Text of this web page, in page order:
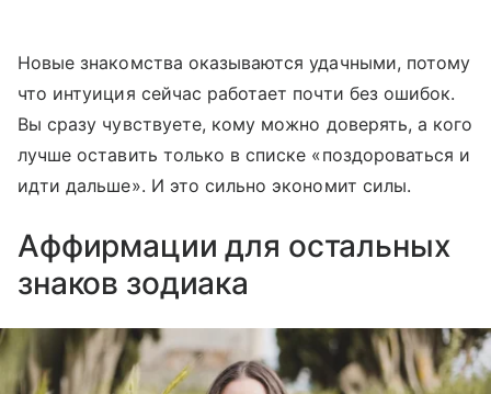
Новые знакомства оказываются удачными, потому
что интуиция сейчас работает почти без ошибок.
Вы сразу чувствуете, кому можно доверять, а кого
лучше оставить только в списке «поздороваться и
идти дальше». И это сильно экономит силы.
Аффирмации для остальных
знаков зодиака